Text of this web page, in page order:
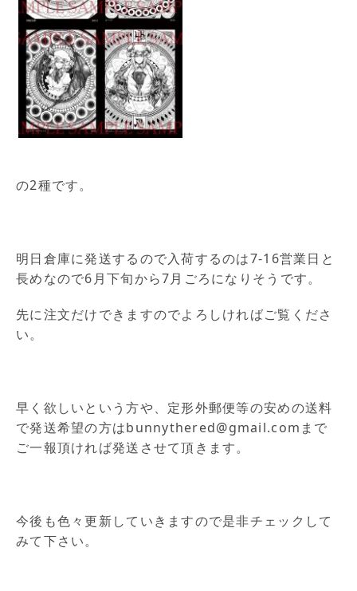
の2種です。
明日倉庫に発送するので入荷するのは7-16営業日と
長めなので6月下旬から7月ごろになりそうです。
先に注文だけできますのでよろしければご覧くださ
い。
早く欲しいという方や、定形外郵便等の安めの送料
で発送希望の方はbunnythered@gmail.comまで
ご一報頂ければ発送させて頂きます。
今後も色々更新していきますので是非チェックして
みて下さい。